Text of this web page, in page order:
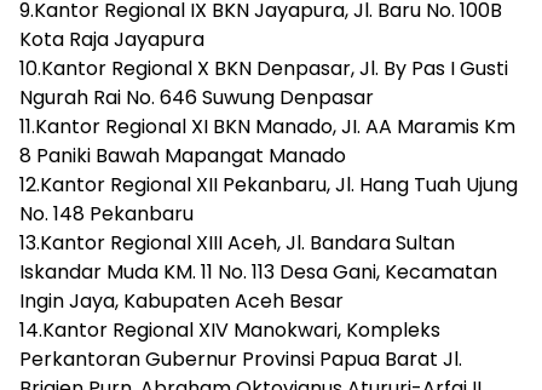
9.Kantor Regional IX BKN Jayapura, Jl. Baru No. 100B
Kota Raja Jayapura
10.Kantor Regional X BKN Denpasar, Jl. By Pas I Gusti
Ngurah Rai No. 646 Suwung Denpasar
11.Kantor Regional XI BKN Manado, JI. AA Maramis Km
8 Paniki Bawah Mapangat Manado
12.Kantor Regional XII Pekanbaru, Jl. Hang Tuah Ujung
No. 148 Pekanbaru
13.Kantor Regional XIII Aceh, Jl. Bandara Sultan
Iskandar Muda KM. 11 No. 113 Desa Gani, Kecamatan
Ingin Jaya, Kabupaten Aceh Besar
14.Kantor Regional XIV Manokwari, Kompleks
Perkantoran Gubernur Provinsi Papua Barat Jl.